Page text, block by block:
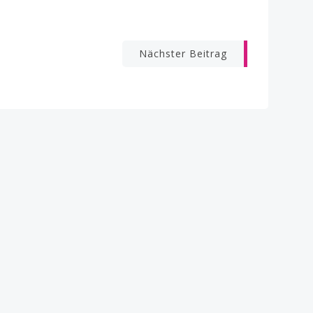
Nächster Beitrag